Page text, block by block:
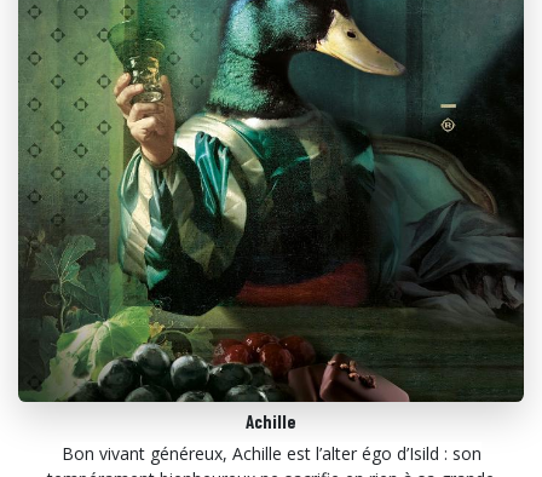
Achille
Bon vivant généreux, Achille est l’alter égo d’Isild : son